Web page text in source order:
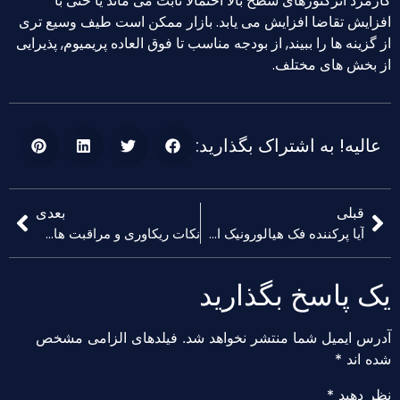
افزایش تقاضا افزایش می یابد. بازار ممکن است طیف وسیع تری
از گزینه ها را ببیند, از بودجه مناسب تا فوق العاده پریمیوم, پذیرایی
از بخش های مختلف.
عالیه! به اشتراک بگذارید:
قبلی
آیا پرکننده فک هیالورونیک اسید برای شما مناسب است؟? راهنمای نامزد
بعدی
نکات ریکاوری و مراقبت های بعد از فیلر فک هیالورونیک اسید
یک پاسخ بگذارید
آدرس ایمیل شما منتشر نخواهد شد. فیلدهای الزامی مشخص
شده اند *
نظر دهید *